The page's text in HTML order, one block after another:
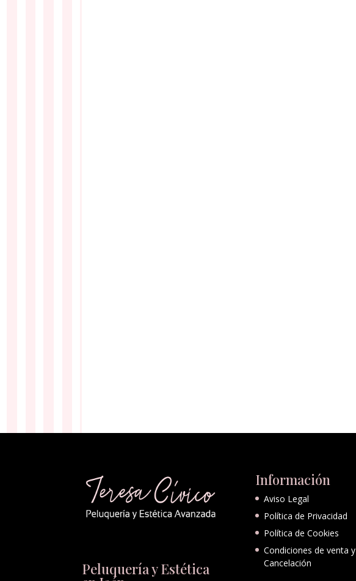
Peluquería y Estética
Información
Aviso Legal
Política de Privacidad
Política de Cookies
Condiciones de venta y
Cancelación